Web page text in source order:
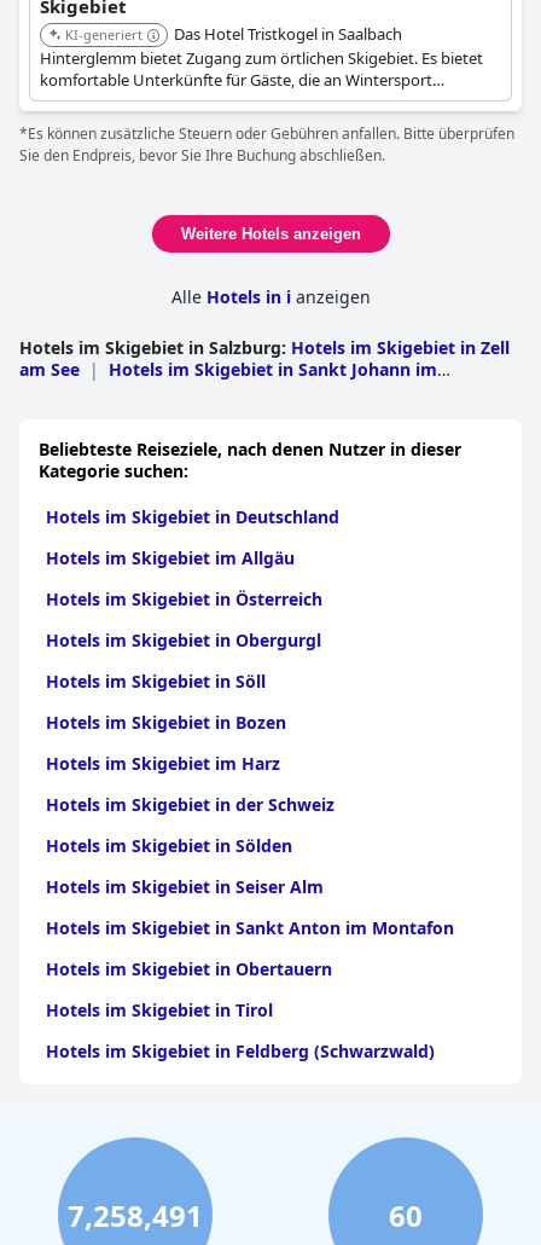
Skigebiet
KI-generiert
Das Hotel Tristkogel in Saalbach
Hinterglemm bietet Zugang zum örtlichen Skigebiet. Es bietet
komfortable Unterkünfte für Gäste, die an Wintersport
interessiert sind.
*Es können zusätzliche Steuern oder Gebühren anfallen. Bitte überprüfen
Sie den Endpreis, bevor Sie Ihre Buchung abschließen.
Weitere Hotels anzeigen
Alle Hotels in ianzeigen
Hotels im Skigebiet in Salzburg: Hotels im Skigebiet in Zell
am See |
Hotels im Skigebiet in Sankt Johann im
Beliebteste Reiseziele, nach denen Nutzer in dieser
Kategorie suchen:
Hotels im Skigebiet in Deutschland
Hotels im Skigebiet im Allgäu
Hotels im Skigebiet in Österreich
Hotels im Skigebiet in Obergurgl
Hotels im Skigebiet in Söll
Hotels im Skigebiet in Bozen
Hotels im Skigebiet im Harz
Hotels im Skigebiet in der Schweiz
Hotels im Skigebiet in Sölden
Hotels im Skigebiet in Seiser Alm
Hotels im Skigebiet in Sankt Anton im Montafon
Hotels im Skigebiet in Obertauern
Hotels im Skigebiet in Tirol
Hotels im Skigebiet in Feldberg (Schwarzwald)
7,258,491 60